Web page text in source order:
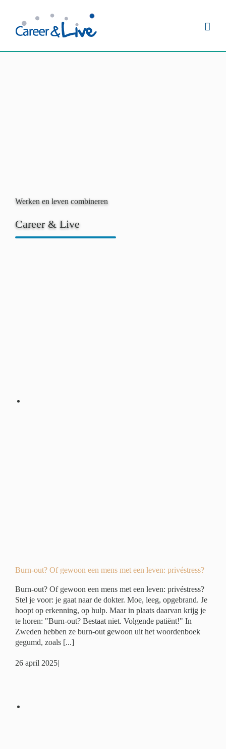
inhoud
Werken en leven combineren
Career & Live
Burn-out? Of gewoon een mens met een leven: privéstress?
Burn-out? Of gewoon een mens met een leven: privéstress?
Stel je voor: je gaat naar de dokter. Moe, leeg, opgebrand. Je
hoopt op erkenning, op hulp. Maar in plaats daarvan krijg je
te horen: "Burn-out? Bestaat niet. Volgende patiënt!" In
Zweden hebben ze burn-out gewoon uit het woordenboek
gegumd, zoals [...]
26 april 2025|